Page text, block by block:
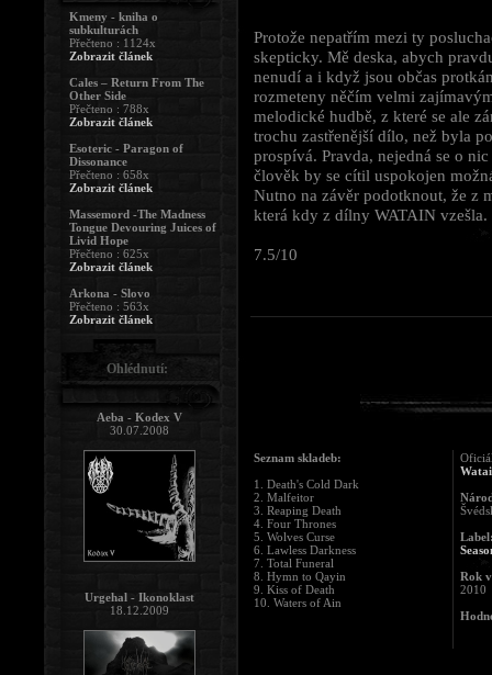
Protože nepatřím mezi ty
skepticky. Mě deska, abych
nenudí a i když jsou občas
rozmeteny něčím velmi
melodické hudbě, z které se ale
trochu zastřenější dílo, než byla
prospívá. Pravda, nejedná se o
člověk by se cítil uspokojen
Nutno na závěr podotknout, že z
která kdy z dílny WATAIN vzešla.
7.5/10
Seznam skladeb:
1. Death's Cold Dark
2. Malfeitor
3. Reaping Death
4. Four Thrones
5. Wolves Curse
6. Lawless Darkness
7. Total Funeral
8. Hymn to Qayin
9. Kiss of Death
10. Waters of Ain
Rok
2010
Kmeny - kniha o
subkulturách
Přečteno : 1124x
Zobrazit článek
Cales – Return From The
Other Side
Přečteno : 788x
Zobrazit článek
Esoteric - Paragon of
Dissonance
Přečteno : 658x
Zobrazit článek
Massemord -The Madness
Tongue Devouring Juices of
Livid Hope
Přečteno : 625x
Zobrazit článek
Arkona - Slovo
Přečteno : 563x
Zobrazit článek
Ohlédnutí:
Aeba - Kodex V
30.07.2008
Urgehal - Ikonoklast
18.12.2009